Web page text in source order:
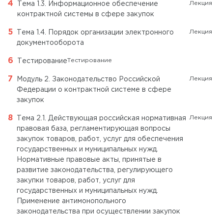
Тема 1.3. Информационное обеспечение
контрактной системы в сфере закупок
Лекция
Тема 1.4. Порядок организации электронного
документооборота
Лекция
ТестированиеТестирование
Модуль 2. Законодательство Российской
Федерации о контрактной системе в сфере
закупок
Лекция
Тема 2.1. Действующая российская нормативная
правовая база, регламентирующая вопросы
закупок товаров, работ, услуг для обеспечения
государственных и муниципальных нужд.
Нормативные правовые акты, принятые в
развитие законодательства, регулирующего
закупки товаров, работ, услуг для
государственных и муниципальных нужд.
Применение антимонопольного
законодательства при осуществлении закупок
Лекция